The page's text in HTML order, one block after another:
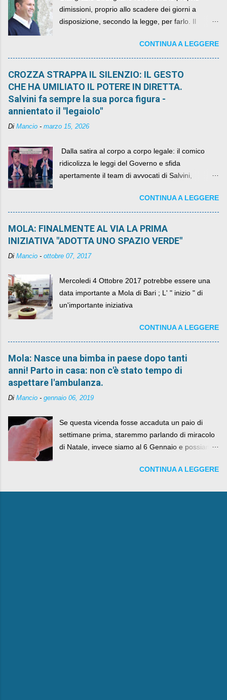
dimissioni, proprio allo scadere dei giorni a
disposizione, secondo la legge, per farlo. Il
quelli che si auspicavano il contrario.CONTINUA A LEGGERE
CROZZA STRAPPA IL SILENZIO: IL GESTO
CHE HA UMILIATO IL POTERE IN DIRETTA.
Salvini fa sempre la sua porca figura -
annientato il "legaiolo"
Di Mancio - marzo 15, 2026
​ Dalla satira al corpo a corpo legale: il comico
ridicolizza le leggi del Governo e sfida
apertamente il team di avvocati di Salvini,
CONTINUA A LEGGERE
MOLA: FINALMENTE AL VIA LA PRIMA
INIZIATIVA "ADOTTA UNO SPAZIO VERDE"
Di Mancio - ottobre 07, 2017
Mercoledi 4 Ottobre 2017 potrebbe essere una
data importante a Mola di Bari ; L' " inizio " di
un'importante iniziativa
CONTINUA A LEGGERE
Mola: Nasce una bimba in paese dopo tanti
anni! Parto in casa: non c'è stato tempo di
aspettare l'ambulanza.
Di Mancio - gennaio 06, 2019
Se questa vicenda fosse accaduta un paio di
settimane prima, staremmo parlando di miracolo
di Natale, invece siamo al 6 Gennaio e possiamo
e la Befana, visto il lieto epilogo della vicenda.
CONTINUA A LEGGERE